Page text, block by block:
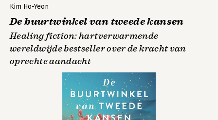
Kim Ho-Yeon
De buurtwinkel van tweede kansen
Healing fiction: hartverwarmende
wereldwijde bestseller over de kracht van
oprechte aandacht